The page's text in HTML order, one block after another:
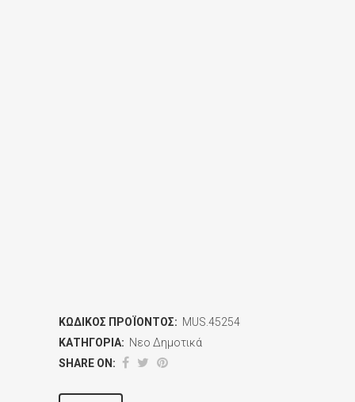
ΚΩΔΙΚΌΣ ΠΡΟΪΌΝΤΟΣ: MUS.45254
ΚΑΤΗΓΟΡΊΑ: Νεο Δημοτικά
SHARE ON: